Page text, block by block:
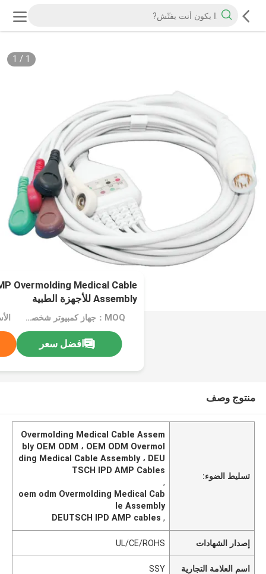
1
/
1
Overmolding Medical Cable
Assembly للأجهزة الطبية
MOQ：جهاز كمبيوتر شخصى 1000
افضل سعر
منتوج وصف
تسليط الضوء:
Overmolding Medical Cable Assem
bly OEM ODM ، OEM ODM Overmol
ding Medical Cable Assembly ، DEU
TSCH IPD AMP Cables
,
oem odm Overmolding Medical Cab
le Assembly
,
DEUTSCH IPD AMP cables
إصدار الشهادات UL/CE/ROHS
اسم العلامة التجارية SSY